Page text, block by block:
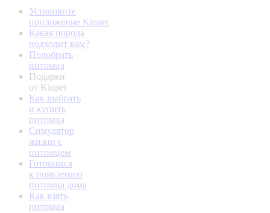
Установите
приложение Kinpet
Какая порода
подходит вам?
Подобрать
питомца
Подарки
от Kinpet
Как выбрать
и купить
питомца
Симулятор
жизни с
питомцем
Готовимся
к появлению
питомца дома
Как взять
питомца